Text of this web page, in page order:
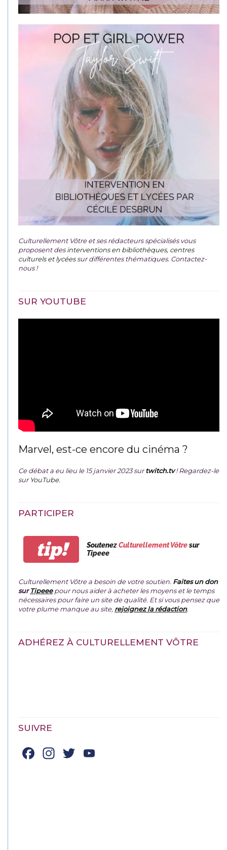
Culturellement Vôtre et ses rédacteurs spécialisés vous
proposent desinterventions en bibliothèques, centres
culturels et lycéessur différentes thématiques. Contactez-
nous !
SUR YOUTUBE
Marvel, est-ce encore du cinéma ?
Ce débat a eu lieu le 15 janvier 2023 surtwitch.tv ! Regardez-le
surYouTube.
PARTICIPER
tip! SoutenezCulturellement Vôtresur
Tipeee
Culturellement Vôtre a besoin de votre soutien. Faites un don
surTipeeepour nous aider à acheter les moyens et le temps
nécessaires pour faire un site de qualité. Et si vous pensez que
votre plume manque au site, rejoignez la rédaction.
ADHÉREZ À CULTURELLEMENT VÔTRE
SUIVRE
Facebook
Instagram
Twitter